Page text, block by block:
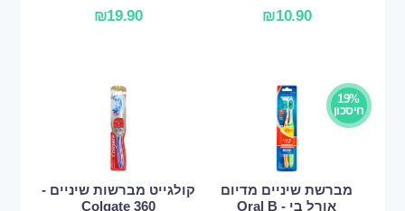
₪10.90
₪19.90
19%
חיסכון
מברשת שיניים מדיום
אורל בי - Oral B
קולגייט מברשות שיניים -
Colgate 360